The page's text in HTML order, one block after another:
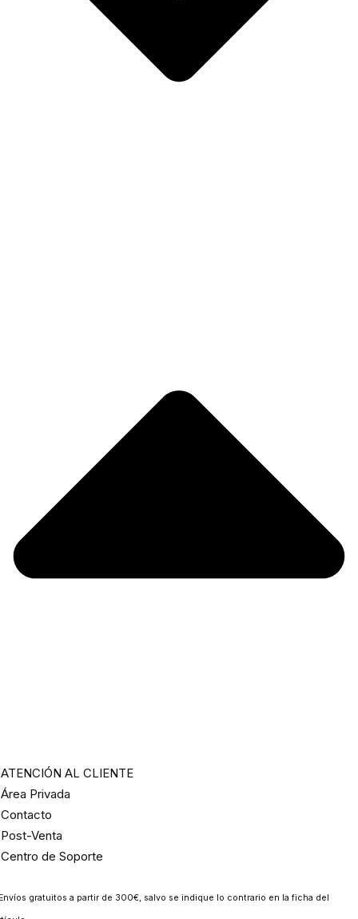
ATENCIÓN AL CLIENTE
Área Privada
Contacto
Post-Venta
Centro de Soporte
gratuitos a partir de 300€, salvo se indique lo contrario en la ficha del